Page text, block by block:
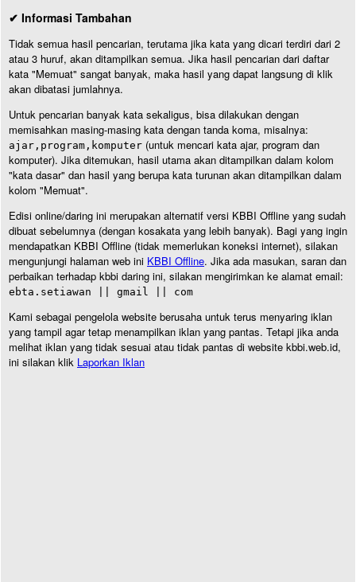
✔ Informasi Tambahan
Tidak semua hasil pencarian, terutama jika kata yang dicari terdiri dari 2
atau 3 huruf, akan ditampilkan semua. Jika hasil pencarian dari daftar
kata "Memuat" sangat banyak, maka hasil yang dapat langsung di klik
akan dibatasi jumlahnya.
Untuk pencarian banyak kata sekaligus, bisa dilakukan dengan
memisahkan masing-masing kata dengan tanda koma, misalnya:
ajar,program,komputer (untuk mencari kata ajar, program dan
komputer). Jika ditemukan, hasil utama akan ditampilkan dalam kolom
"kata dasar" dan hasil yang berupa kata turunan akan ditampilkan dalam
kolom "Memuat".
Edisi online/daring ini merupakan alternatif versi KBBI Offline yang sudah
dibuat sebelumnya (dengan kosakata yang lebih banyak). Bagi yang ingin
mendapatkan KBBI Offline (tidak memerlukan koneksi internet), silakan
mengunjungi halaman web ini KBBI Offline. Jika ada masukan, saran dan
perbaikan terhadap kbbi daring ini, silakan mengirimkan ke alamat email:
ebta.setiawan || gmail || com
Kami sebagai pengelola website berusaha untuk terus menyaring iklan
yang tampil agar tetap menampilkan iklan yang pantas. Tetapi jika anda
melihat iklan yang tidak sesuai atau tidak pantas di website kbbi.web.id,
ini silakan klik Laporkan Iklan